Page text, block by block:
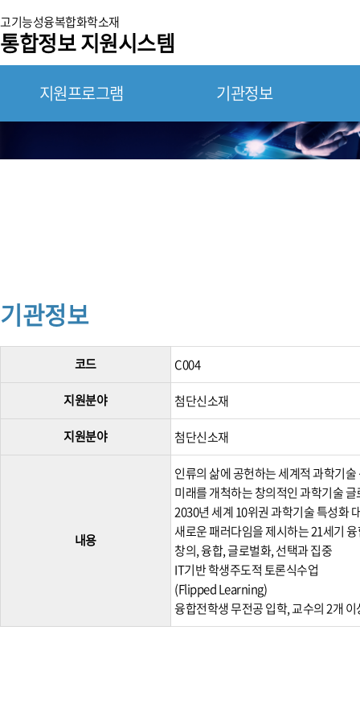
고기능성융복합화학소재
통합정보 지원시스템
지원프로그램 기관정보
기관정보
코드
C004
지원분야
첨단신소재
지원분야
첨단신소재
내용
인류의 삶에 공헌하는 세계적 과학기술
미래를 개척하는 창의적인 과학기술
2030년 세계 10위권 과학기술 특성화
새로운 패러다임을 제시하는 21세기
창의, 융합, 글로벌화, 선택과 집중
IT기반 학생주도적 토론식수업
(Flipped Learning)
융합전학생 무전공 입학, 교수의 2개